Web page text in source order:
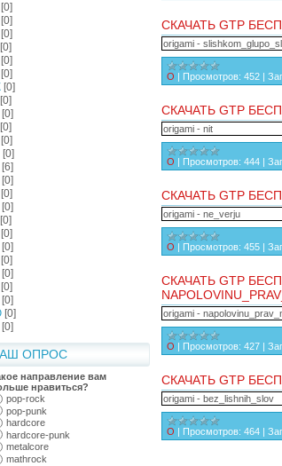
[0]
[0]
[0]
[0]
[0]
[0]
[0]
[0]
[0]
[0]
[0]
[0]
[6]
[0]
[0]
[0]
[0]
[0]
[0]
[0]
[0]
[0]
[0]
[0]
[0]
ОПРОС
направление вам
нравиться?
pop-rock
pop-punk
hardcore
hardcore-punk
metalcore
mathrock
СКАЧАТЬ GTP
origami -
О | Просмотров: 452 |
СКАЧАТЬ GTP
origami - nit
О | Просмотров: 444 |
СКАЧАТЬ GTP
origami - ne_verju
О | Просмотров: 455 |
СКАЧАТЬ GTP
origami -
О | Просмотров: 427 |
СКАЧАТЬ GTP
origami - bez_lishnih_slov
О | Просмотров: 464 |